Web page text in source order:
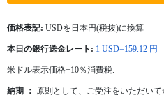
価格表記: USDを日本円(税抜)に換算
本日の銀行送金レート: 1 USD=159.12 円
米ドル表示価格+10％消費税.
納期 ： 原則として、ご受注をいただい